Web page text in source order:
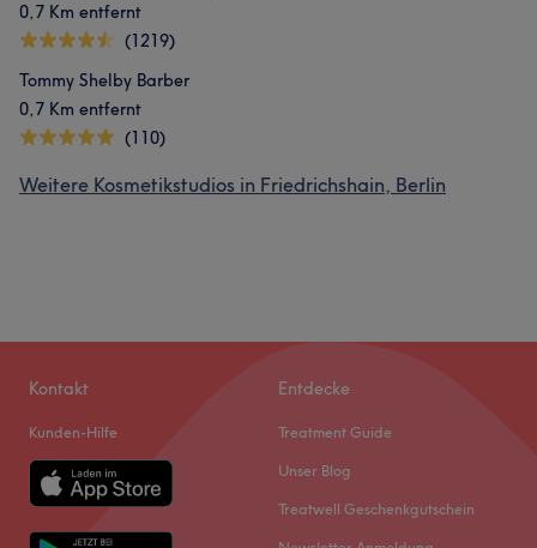
0,7 Km entfernt
(1219)
Tommy Shelby Barber
0,7 Km entfernt
(110)
Weitere Kosmetikstudios in Friedrichshain, Berlin
Kontakt
Kunden-Hilfe
Entdecke
Treatment Guide
Unser Blog
Treatwell Geschenkgutschein